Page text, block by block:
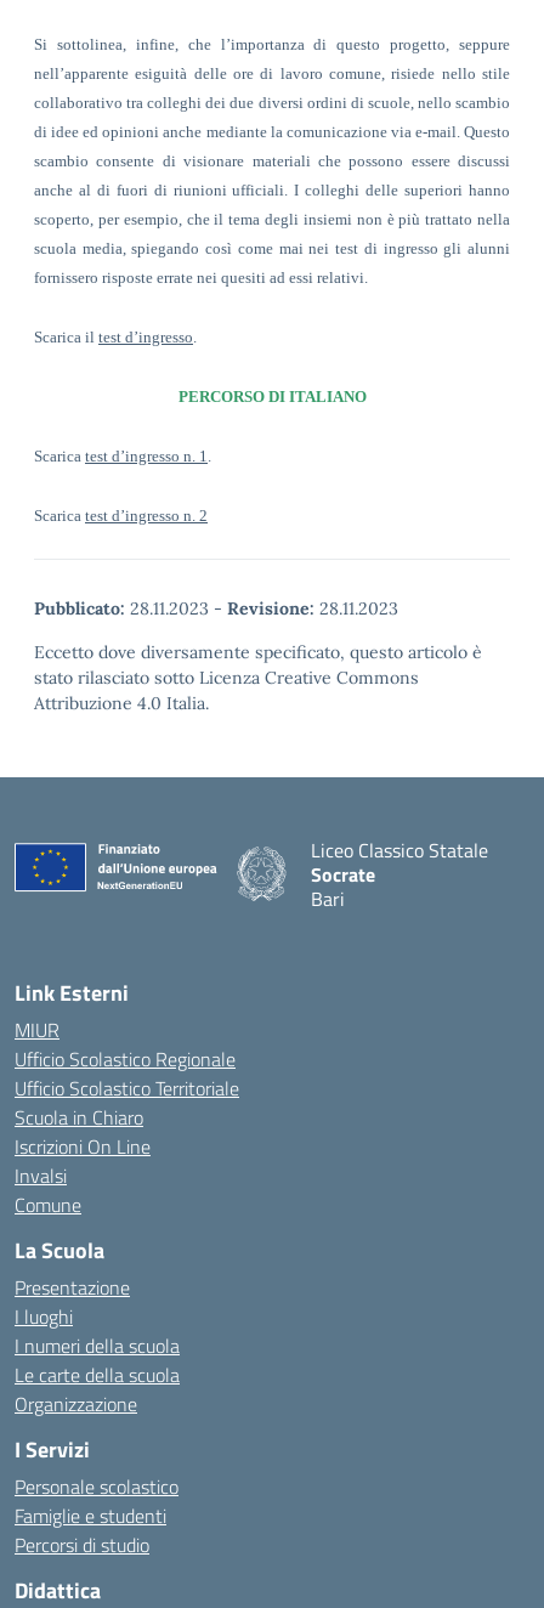
Si sottolinea, infine, che l’importanza di questo progetto, seppure
nell’apparente esiguità delle ore di lavoro comune, risiede nello stile
collaborativo tra colleghi dei due diversi ordini di scuole, nello scambio
di idee ed opinioni anche mediante la comunicazione via e-mail. Questo
scambio consente di visionare materiali che possono essere discussi
anche al di fuori di riunioni ufficiali. I colleghi delle superiori hanno
scoperto, per esempio, che il tema degli insiemi non è più trattato nella
scuola media, spiegando così come mai nei test di ingresso gli alunni
fornissero risposte errate nei quesiti ad essi relativi.
Scarica il test d’ingresso.
PERCORSO DI ITALIANO
Scarica test d’ingresso n. 1.
Scarica test d’ingresso n. 2
Pubblicato: 28.11.2023 - Revisione: 28.11.2023
Eccetto dove diversamente specificato, questo articolo è
stato rilasciato sotto Licenza Creative Commons
Attribuzione 4.0 Italia.
Liceo Classico Statale
Socrate
Bari
Link Esterni
MIUR
Ufficio Scolastico Regionale
Ufficio Scolastico Territoriale
Scuola in Chiaro
Iscrizioni On Line
Invalsi
Comune
La Scuola
Presentazione
I luoghi
I numeri della scuola
Le carte della scuola
Organizzazione
I Servizi
Personale scolastico
Famiglie e studenti
Percorsi di studio
Didattica